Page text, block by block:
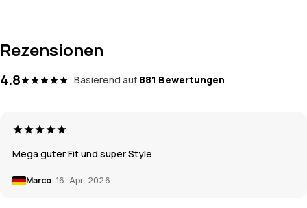
Rezensionen
4.8 Basierend auf 881 Bewertungen
Mega guter Fit und super Style
Marco 16. Apr. 2026